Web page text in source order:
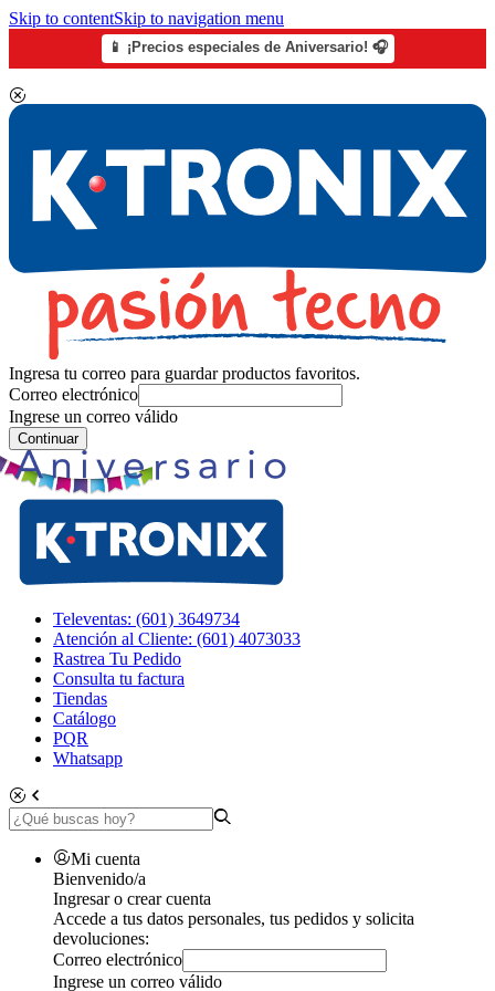
Skip to contentSkip to navigation menu
📱 ¡Precios especiales de Aniversario! 🎧
Ingresa tu correo para guardar productos favoritos.
Correo electrónico
Ingrese un correo válido
Continuar
Televentas: (601) 3649734
Atención al Cliente: (601) 4073033
Rastrea Tu Pedido
Consulta tu factura
Tiendas
Catálogo
PQR
Whatsapp
Mi cuenta
Bienvenido/a
Ingresar o crear cuenta
Accede a tus datos personales, tus pedidos y solicita
devoluciones:
Correo electrónico
Ingrese un correo válido